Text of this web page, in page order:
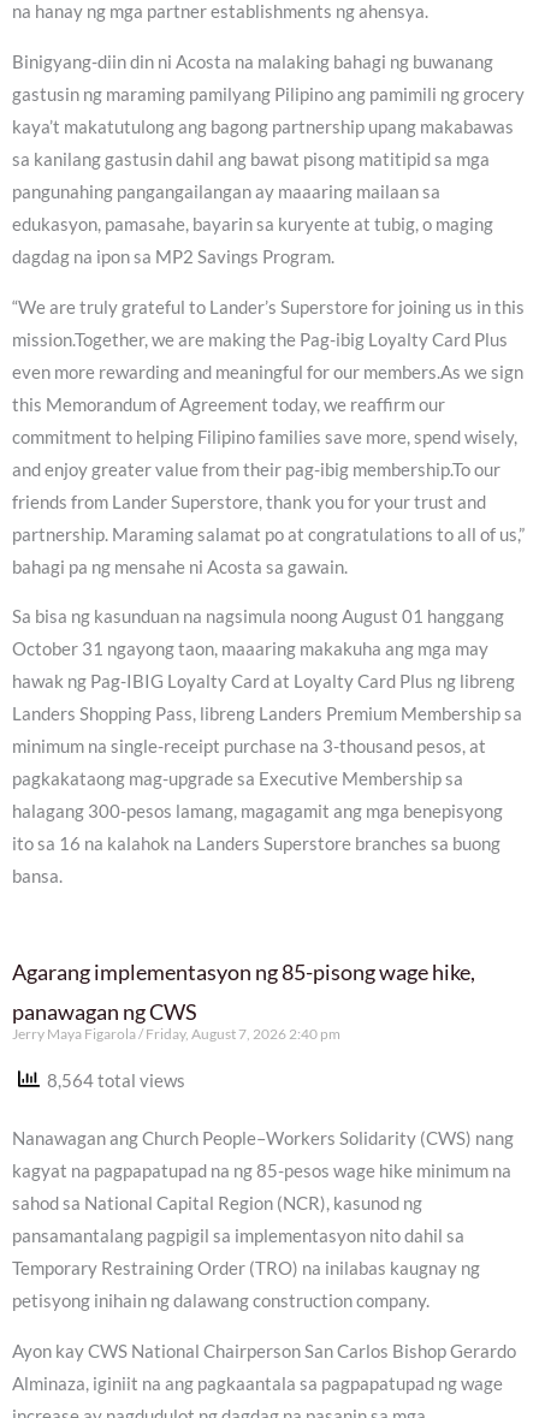
na hanay ng mga partner establishments ng ahensya.
Binigyang-diin din ni Acosta na malaking bahagi ng buwanang
gastusin ng maraming pamilyang Pilipino ang pamimili ng grocery
kaya’t makatutulong ang bagong partnership upang makabawas
sa kanilang gastusin dahil ang bawat pisong matitipid sa mga
pangunahing pangangailangan ay maaaring mailaan sa
edukasyon, pamasahe, bayarin sa kuryente at tubig, o maging
dagdag na ipon sa MP2 Savings Program.
“We are truly grateful to Lander’s Superstore for joining us in this
mission.Together, we are making the Pag-ibig Loyalty Card Plus
even more rewarding and meaningful for our members.As we sign
this Memorandum of Agreement today, we reaffirm our
commitment to helping Filipino families save more, spend wisely,
and enjoy greater value from their pag-ibig membership.To our
friends from Lander Superstore, thank you for your trust and
partnership. Maraming salamat po at congratulations to all of us,”
bahagi pa ng mensahe ni Acosta sa gawain.
Sa bisa ng kasunduan na nagsimula noong August 01 hanggang
October 31 ngayong taon, maaaring makakuha ang mga may
hawak ng Pag-IBIG Loyalty Card at Loyalty Card Plus ng libreng
Landers Shopping Pass, libreng Landers Premium Membership sa
minimum na single-receipt purchase na 3-thousand pesos, at
pagkakataong mag-upgrade sa Executive Membership sa
halagang 300-pesos lamang, magagamit ang mga benepisyong
ito sa 16 na kalahok na Landers Superstore branches sa buong
bansa.
Agarang implementasyon ng 85-pisong wage hike,
panawagan ng CWS
Jerry Maya Figarola Friday, August 7, 2026 2:40 pm
8,564 total views
Nanawagan ang Church People–Workers Solidarity (CWS) nang
kagyat na pagpapatupad na ng 85-pesos wage hike minimum na
sahod sa National Capital Region (NCR), kasunod ng
pansamantalang pagpigil sa implementasyon nito dahil sa
Temporary Restraining Order (TRO) na inilabas kaugnay ng
petisyong inihain ng dalawang construction company.
Ayon kay CWS National Chairperson San Carlos Bishop Gerardo
Alminaza, iginiit na ang pagkaantala sa pagpapatupad ng wage